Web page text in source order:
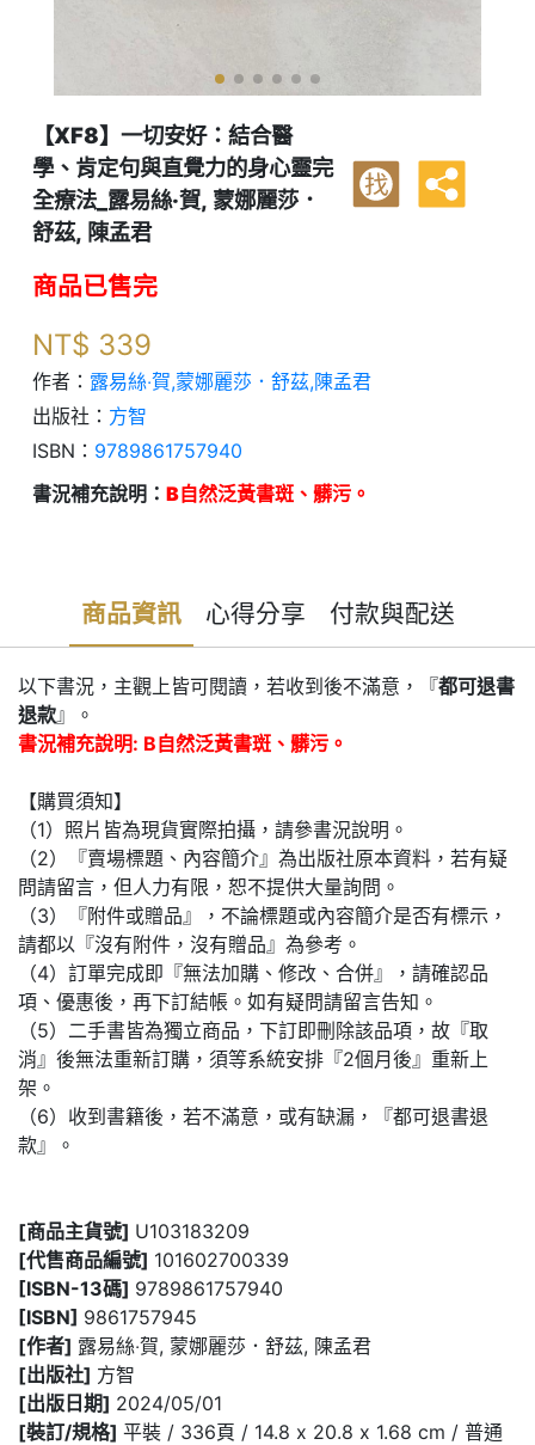
【XF8】一切安好：結合醫
學、肯定句與直覺力的身心靈完
全療法_露易絲‧賀, 蒙娜麗莎．
舒茲, 陳孟君
找
商品已售完
NT$ 339
作者： 露易絲‧賀,蒙娜麗莎．舒茲,陳孟君
出版社： 方智
ISBN： 9789861757940
書況補充說明： B自然泛黃書斑、髒污。
商品資訊 心得分享 付款與配送
以下書況，主觀上皆可閱讀，若收到後不滿意，『都可退書
退款』。
書況補充說明: B自然泛黃書斑、髒污。
【購買須知】
（1）照片皆為現貨實際拍攝，請參書況說明。
（2）『賣場標題、內容簡介』為出版社原本資料，若有疑
問請留言，但人力有限，恕不提供大量詢問。
（3）『附件或贈品』，不論標題或內容簡介是否有標示，
請都以『沒有附件，沒有贈品』為參考。
（4）訂單完成即『無法加購、修改、合併』，請確認品
項、優惠後，再下訂結帳。如有疑問請留言告知。
（5）二手書皆為獨立商品，下訂即刪除該品項，故『取
消』後無法重新訂購，須等系統安排『2個月後』重新上
架。
（6）收到書籍後，若不滿意，或有缺漏，『都可退書退
款』。
[商品主貨號] U103183209
[代售商品編號] 101602700339
[ISBN-13碼] 9789861757940
[ISBN] 9861757945
[作者] 露易絲‧賀, 蒙娜麗莎．舒茲, 陳孟君
[出版社] 方智
[出版日期] 2024/05/01
[裝訂/規格] 平裝 / 336頁 / 14.8 x 20.8 x 1.68 cm / 普通